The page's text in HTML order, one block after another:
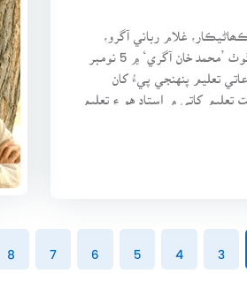
غلام رباني آگرو،
تعليم پنهنجي پيءُ کان
تعليم کاتي ۾ استاد هو ۽ تعليم
3
4
5
6
7
8